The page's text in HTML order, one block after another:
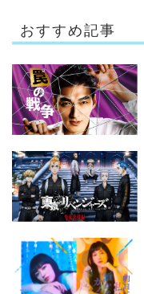
おすすめ記事